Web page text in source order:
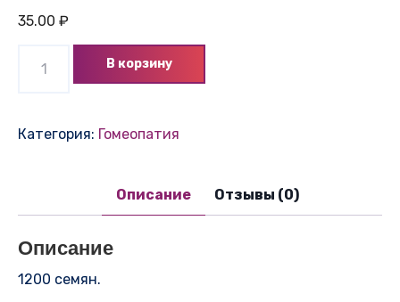
35.00 ₽
Бутербродная
В корзину
Категория: Гомеопатия
Описание Отзывы (0)
Описание
1200 семян.